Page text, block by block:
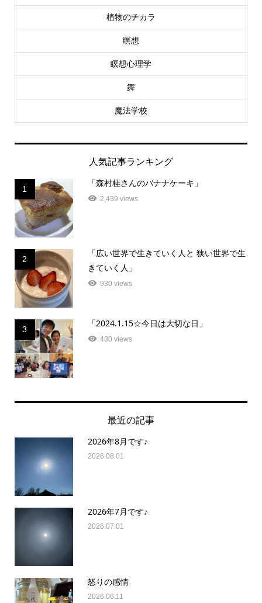
植物のチカラ
瞑想
瞑想心理学
舞
魔法学校
人気記事ランキング
1
「森村桂さんのバナナケーキ」
2,439 views
2
「広い世界で生きていく人と 狭い世界で生
きていく人」
930 views
3
「2024.1.15☆今日は大切な日」
430 views
最近の記事
2026年8月です♪
2026.08.01
2026年7月です♪
2026.07.01
怒りの感情
2026.06.11